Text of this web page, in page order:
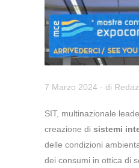
7 Marzo 2024 - di
SIT, multinazionale
creazione di sistemi
delle condizioni
dei consumi in ottica di